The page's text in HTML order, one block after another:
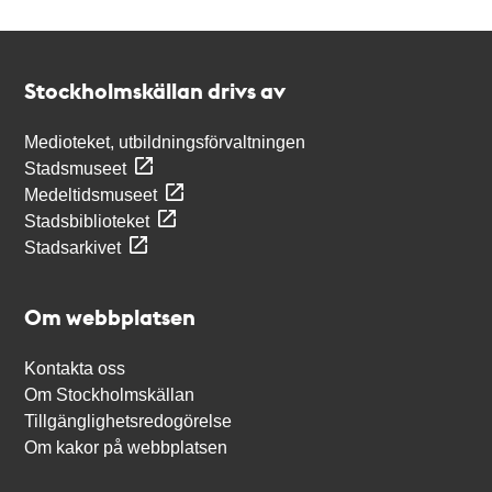
Stockholmskällan drivs av
Medioteket, utbildningsförvaltningen
Stadsmuseet
Medeltidsmuseet
Stadsbiblioteket
Stadsarkivet
Om webbplatsen
Kontakta oss
Om Stockholmskällan
Tillgänglighetsredogörelse
Om kakor på webbplatsen